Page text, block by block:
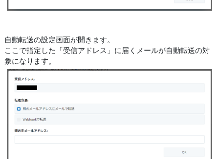
自動転送の設定画面が開きます。
ここで指定した「受信アドレス」に届くメールが自動転送の対
象になります。